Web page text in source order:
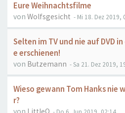
Eure Weihnachtsfilme
von Wolfsgesicht - Mi 18. Dez 2019,
Selten im TV und nie auf DVD
e erschienen!
von Butzemann - Sa 21. Dez 2019,
Wieso gewann Tom Hanks nie
r?